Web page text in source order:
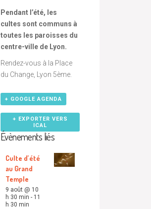
Pendant l’été, les
cultes sont communs à
toutes les paroisses du
centre-ville de Lyon.
Rendez-vous à la Place
du Change, Lyon 5ème.
+ GOOGLE AGENDA
+ EXPORTER VERS
ICAL
Évènements liés
Culte d’été
au Grand
Temple
9 août @ 10
h 30 min - 11
h 30 min